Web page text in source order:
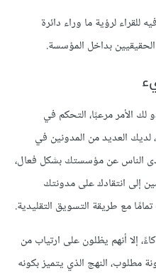
للقراء لرؤية ما وراء دائرة
بداخل المؤسسة.
الأمر مرعبًا، التحكم في
العديد من المدونين في
الناس عن مؤسستك بشكل فعال،
إلى انتقادك على مدونتك
مع طريقة التسويق التقليدية.
إلا أنهم يظلون على ارتياب من
مطلوب، النهج الذي يتميز بكونه